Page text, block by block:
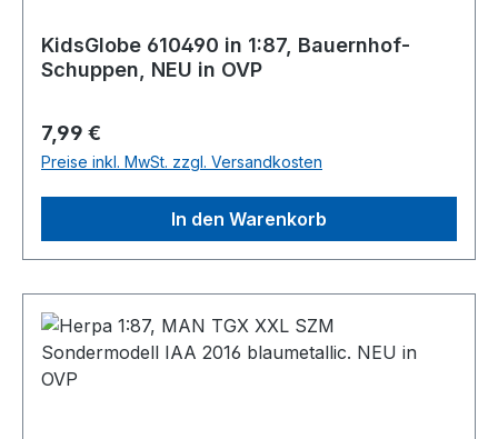
KidsGlobe 610490 in 1:87, Bauernhof-
Schuppen, NEU in OVP
Regulärer Preis:
7,99 €
Preise inkl. MwSt. zzgl. Versandkosten
In den Warenkorb